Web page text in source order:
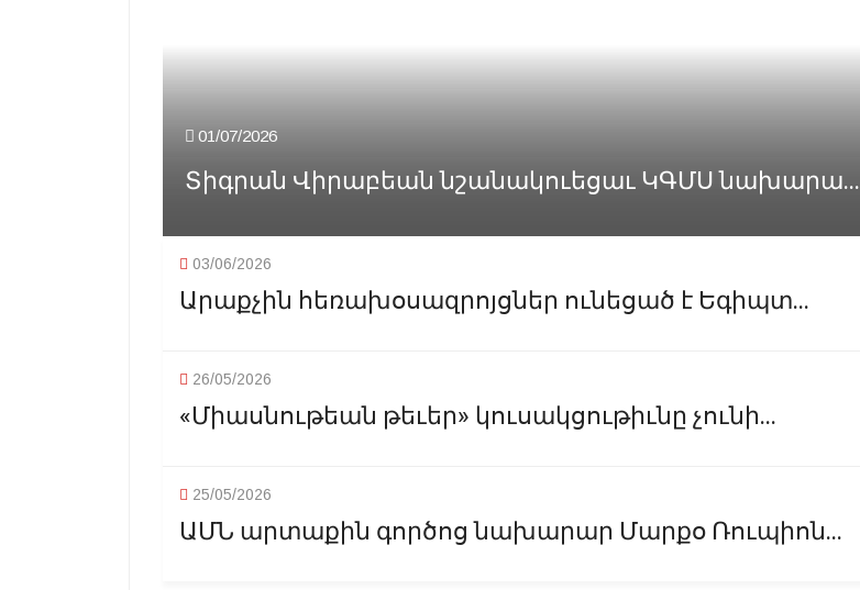
01/07/2026
Տիգրան Վիրաբեան նշանակուեցաւ ԿԳՄՍ նախարա...
03/06/2026
Արաքչին հեռախօսազրոյցներ ունեցած է Եգիպտ...
26/05/2026
«Միասնութեան թեւեր» կուսակցութիւնը չունի...
25/05/2026
ԱՄՆ արտաքին գործոց նախարար Մարքօ Ռուպիոն...